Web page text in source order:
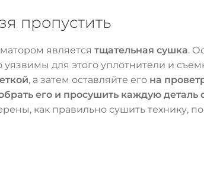
пропустить
является тщательная сушка.
для этого уплотнители и
, а затем оставляйте его на
его и просушить каждую деталь
как правильно сушить технику,